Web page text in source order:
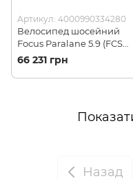
Артикул: 4000990334280
Велосипед шосейний
Focus Paralane 5.9 (FCS
633012262)
66 231 грн
Назад